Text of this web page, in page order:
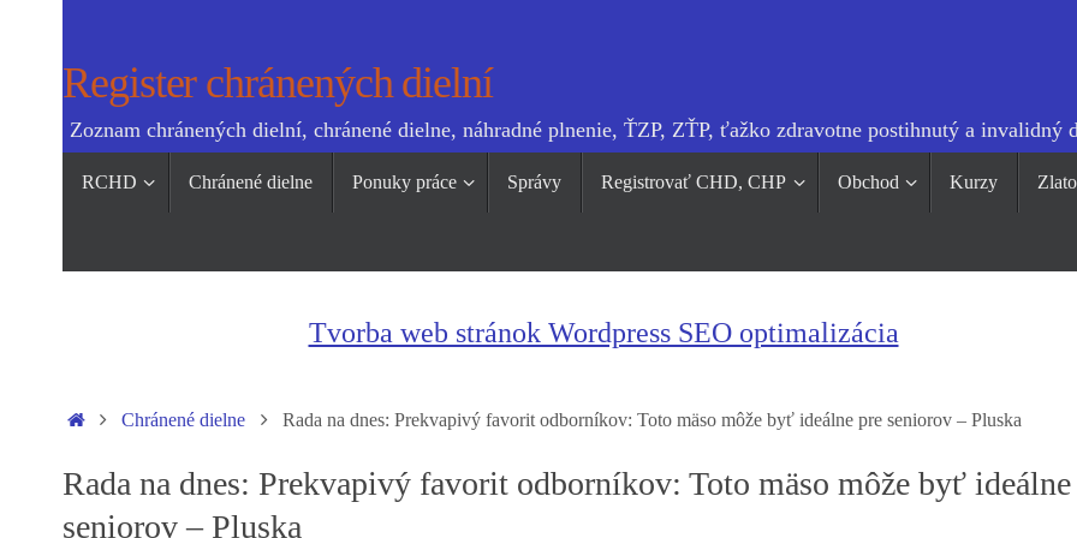
Register chránených dielní
Zoznam chránených dielní, chránené dielne, náhradné plnenie, ŤZP, ZŤP, ťažko zdravotne postihnutý a invalidný
RCHD Chránené dielne Ponuky práce Správy Registrovať CHD, CHP Obchod Kurzy Zlato
Tvorba web stránok Wordpress SEO optimalizácia
HomeChránené dielne Rada na dnes: Prekvapivý favorit odborníkov: Toto mäso môže byť ideálne pre seniorov – Pluska
Rada na dnes: Prekvapivý favorit odborníkov: Toto mäso môže byť ideálne
seniorov – Pluska